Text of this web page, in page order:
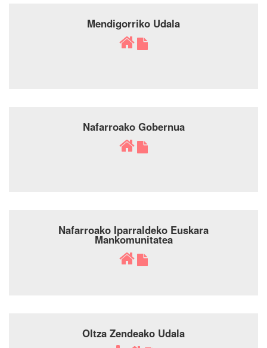
Mendigorriko Udala
Nafarroako Gobernua
Nafarroako Iparraldeko Euskara
Mankomunitatea
Oltza Zendeako Udala